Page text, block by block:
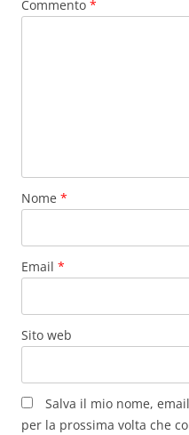
Commento *
Nome *
Email *
Sito web
Salva il mio nome,
per la prossima volta che